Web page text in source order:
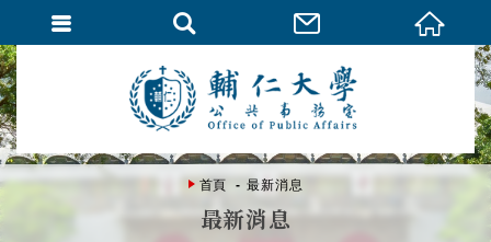
首頁 最新消息
最新消息